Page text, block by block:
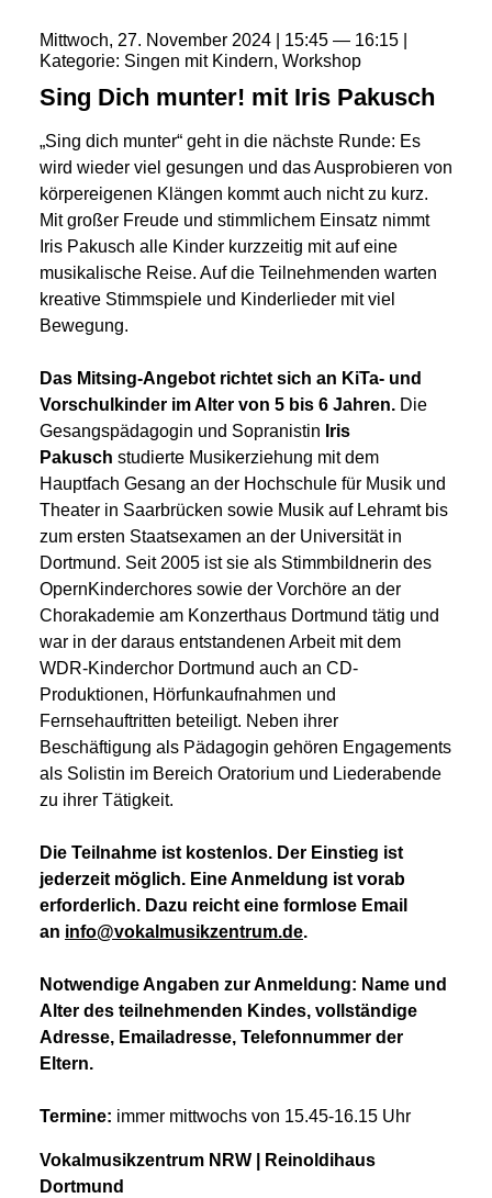
Mittwoch 27 November 2024 15:45
16:15
Kategorie Singen mit Kindern Workshop
Sing Dich munter! mit Iris Pakusch
„Sing dich munter“ geht in die nächste Runde: Es
wird wieder viel gesungen und das Ausprobieren von
körpereigenen Klängen kommt auch nicht zu kurz.
Mit großer Freude und stimmlichem Einsatz nimmt
Iris Pakusch alle Kinder kurzzeitig mit auf eine
musikalische Reise. Auf die Teilnehmenden warten
kreative Stimmspiele und Kinderlieder mit viel
Bewegung.
Das Mitsing-Angebot richtet sich an KiTa- und
Vorschulkinder im Alter von 5 bis 6 Jahren. Die
Gesangspädagogin und Sopranistin Iris
Pakusch studierte Musikerziehung mit dem
Hauptfach Gesang an der Hochschule für Musik und
Theater in Saarbrücken sowie Musik auf Lehramt bis
zum ersten Staatsexamen an der Universität in
Dortmund. Seit 2005 ist sie als Stimmbildnerin des
OpernKinderchores sowie der Vorchöre an der
Chorakademie am Konzerthaus Dortmund tätig und
war in der daraus entstandenen Arbeit mit dem
WDR-Kinderchor Dortmund auch an CD-
Produktionen, Hörfunkaufnahmen und
Fernsehauftritten beteiligt. Neben ihrer
Beschäftigung als Pädagogin gehören Engagements
als Solistin im Bereich Oratorium und Liederabende
zu ihrer Tätigkeit.
Die Teilnahme ist kostenlos. Der Einstieg ist
jederzeit möglich. Eine Anmeldung ist vorab
erforderlich. Dazu reicht eine formlose Email
an info@vokalmusikzentrum.de.
Notwendige Angaben zur Anmeldung: Name und
Alter des teilnehmenden Kindes, vollständige
Adresse, Emailadresse, Telefonnummer der
Eltern.
Termine: immer mittwochs von 15.45-16.15 Uhr
Vokalmusikzentrum NRW | Reinoldihaus
Dortmund